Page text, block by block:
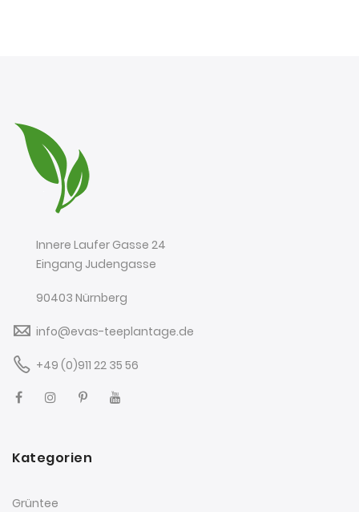
Innere Laufer Gasse 24
Eingang Judengasse
90403 Nürnberg
info@evas-teeplantage.de
+49 (0)911 22 35 56
Kategorien
Grüntee